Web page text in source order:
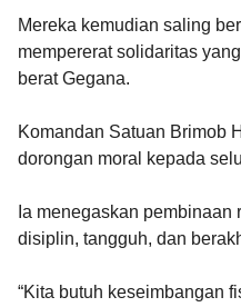
Mereka kemudian saling
mempererat solidaritas
berat Gegana.
Komandan Satuan Brimob
dorongan moral kepada
Ia menegaskan
disiplin, tangguh, dan
“Kita butuh keseimbangan